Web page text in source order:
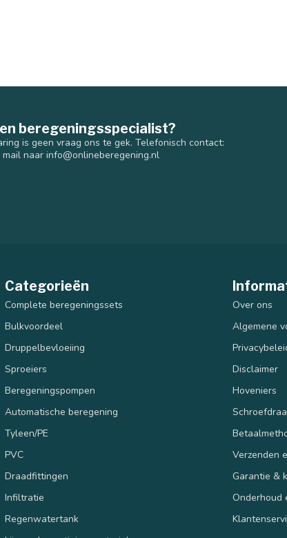
beregeningsspecialist?
is geen vraag ons te gek. Telefonisch contact:
naar info@onlineberegening.nl
Categorieën
Complete beregeningssets
Bulkvoordeel
Druppelbevloeiing
Sproeiers
Beregeningspompen
Automatische beregening
Tyleen/PE
PVC
Draadfittingen
Infiltratie
Regenwatertank
Over ons
Algemene
Disclaimer
Hoveniers
Verzenden
Garantie &
Onderhoud